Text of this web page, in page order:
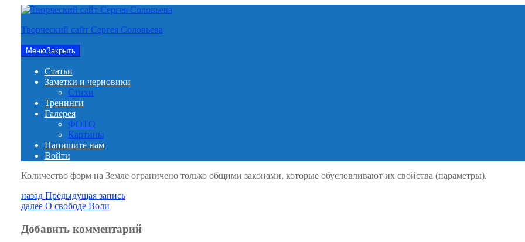
Перейти
содержимому
Творческий сайт Сергея Соловьева
МенюЗакрыть
Статьи
Заметки и черновики
Стихи
Тренинги
Галерея
ФОТО
Картины
Напишите нам
Войти
Количество форм на Земле ограничено только общими законами, которые обусловливают их свойства (параметры).
Навигация
по
записям
назад Предыдущая
запись:
Предыдущая запись
далее Следующая
О свободе Воли
Добавить комментарий